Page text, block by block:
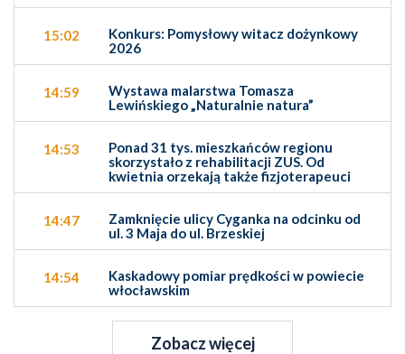
15:02
Konkurs: Pomysłowy witacz dożynkowy
2026
14:59
Wystawa malarstwa Tomasza
Lewińskiego „Naturalnie natura”
14:53
Ponad 31 tys. mieszkańców regionu
skorzystało z rehabilitacji ZUS. Od
kwietnia orzekają także fizjoterapeuci
14:47
Zamknięcie ulicy Cyganka na odcinku od
ul. 3 Maja do ul. Brzeskiej
14:54
Kaskadowy pomiar prędkości w powiecie
włocławskim
Zobacz więcej